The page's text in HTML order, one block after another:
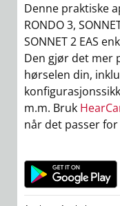
Denne praktiske
RONDO 3,
SONNET 2 EAS
Den gjør det mer
hørselen din,
m.m. Bruk
når det passer for